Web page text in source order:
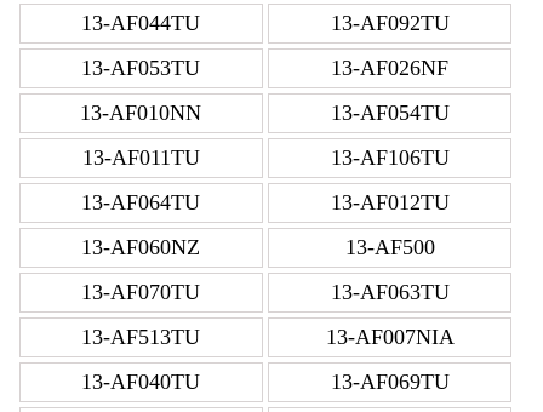
13-AF044TU
13-AF092TU
13-AF053TU
13-AF026NF
13-AF010NN
13-AF054TU
13-AF011TU
13-AF106TU
13-AF064TU
13-AF012TU
13-AF060NZ
13-AF500
13-AF070TU
13-AF063TU
13-AF513TU
13-AF007NIA
13-AF040TU
13-AF069TU